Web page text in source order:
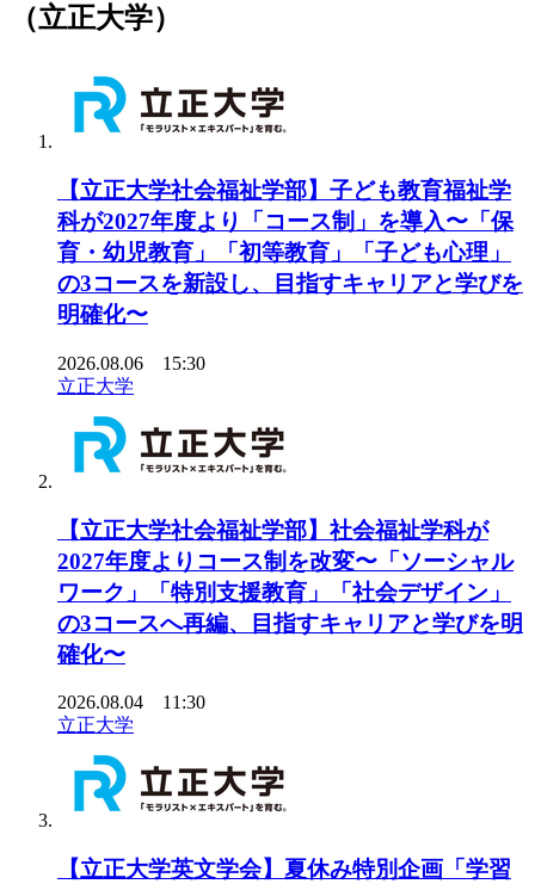
（立正大学）
【立正大学社会福祉学部】子ども教育福祉学
科が2027年度より「コース制」を導入〜「保
育・幼児教育」「初等教育」「子ども心理」
の3コースを新設し、目指すキャリアと学びを
明確化〜
2026.08.06 15:30
立正大学
【立正大学社会福祉学部】社会福祉学科が
2027年度よりコース制を改変〜「ソーシャル
ワーク」「特別支援教育」「社会デザイン」
の3コースへ再編、目指すキャリアと学びを明
確化〜
2026.08.04 11:30
立正大学
【立正大学英文学会】夏休み特別企画「学習